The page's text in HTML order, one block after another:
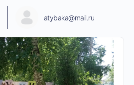
atybaka@mail.ru